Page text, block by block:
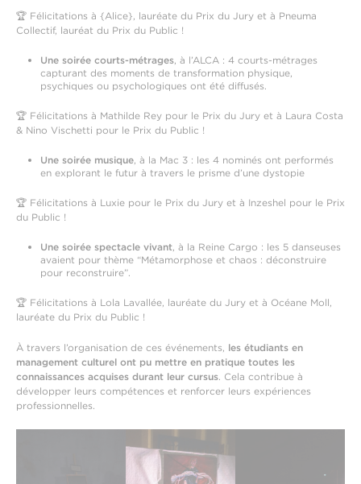
🏆 Félicitations à {Alice}, lauréate du Prix du Jury et à Pneuma
Collectif, lauréat du Prix du Public !
Une soirée courts-métrages, à l’ALCA : 4 courts-métrages
capturant des moments de transformation physique,
psychiques ou psychologiques ont été diffusés.
🏆 Félicitations à Mathilde Rey pour le Prix du Jury et à Laura Costa
& Nino Vischetti pour le Prix du Public !
Une soirée musique, à la Mac 3 : les 4 nominés ont performés
en explorant le futur à travers le prisme d’une dystopie
🏆 Félicitations à Luxie pour le Prix du Jury et à Inzeshel pour le Prix
du Public !
Une soirée spectacle vivant, à la Reine Cargo : les 5 danseuses
avaient pour thème “Métamorphose et chaos : déconstruire
pour reconstruire”.
🏆 Félicitations à Lola Lavallée, lauréate du Jury et à Océane Moll,
lauréate du Prix du Public !
À travers l’organisation de ces événements, les étudiants en
management culturel ont pu mettre en pratique toutes les
connaissances acquises durant leur cursus. Cela contribue à
développer leurs compétences et renforcer leurs expériences
professionnelles.